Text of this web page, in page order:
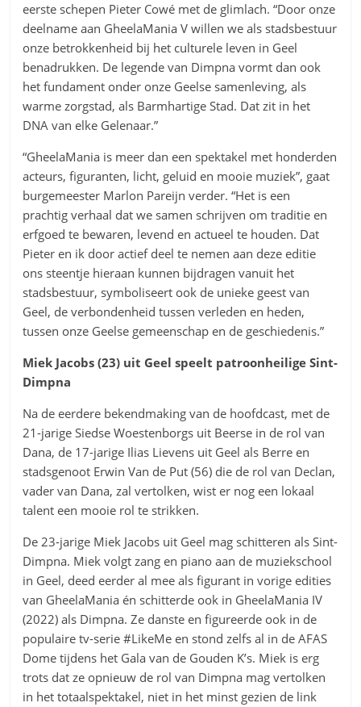
eerste schepen Pieter Cowé met de glimlach. “Door onze
deelname aan GheelaMania V willen we als stadsbestuur
onze betrokkenheid bij het culturele leven in Geel
benadrukken. De legende van Dimpna vormt dan ook
het fundament onder onze Geelse samenleving, als
warme zorgstad, als Barmhartige Stad. Dat zit in het
DNA van elke Gelenaar.”
“GheelaMania is meer dan een spektakel met honderden
acteurs, figuranten, licht, geluid en mooie muziek”, gaat
burgemeester Marlon Pareijn verder. “Het is een
prachtig verhaal dat we samen schrijven om traditie en
erfgoed te bewaren, levend en actueel te houden. Dat
Pieter en ik door actief deel te nemen aan deze editie
ons steentje hieraan kunnen bijdragen vanuit het
stadsbestuur, symboliseert ook de unieke geest van
Geel, de verbondenheid tussen verleden en heden,
tussen onze Geelse gemeenschap en de geschiedenis.”
Miek Jacobs (23) uit Geel speelt patroonheilige Sint-
Dimpna
Na de eerdere bekendmaking van de hoofdcast, met de
21-jarige Siedse Woestenborgs uit Beerse in de rol van
Dana, de 17-jarige Ilias Lievens uit Geel als Berre en
stadsgenoot Erwin Van de Put (56) die de rol van Declan,
vader van Dana, zal vertolken, wist er nog een lokaal
talent een mooie rol te strikken.
De 23-jarige Miek Jacobs uit Geel mag schitteren als Sint-
Dimpna. Miek volgt zang en piano aan de muziekschool
in Geel, deed eerder al mee als figurant in vorige edities
van GheelaMania én schitterde ook in GheelaMania IV
(2022) als Dimpna. Ze danste en figureerde ook in de
populaire tv-serie #LikeMe en stond zelfs al in de AFAS
Dome tijdens het Gala van de Gouden K’s. Miek is erg
trots dat ze opnieuw de rol van Dimpna mag vertolken
in het totaalspektakel, niet in het minst gezien de link